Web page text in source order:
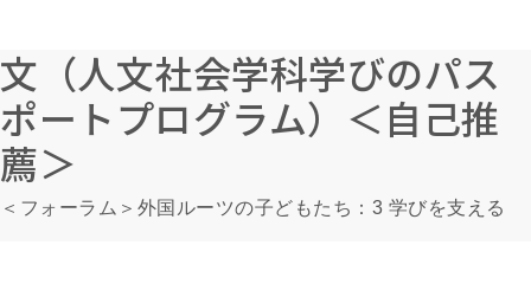
文（人文社会学科学びのパス
ポートプログラム）＜自己推
薦＞
＜フォーラム＞外国ルーツの子どもたち：3 学びを支える